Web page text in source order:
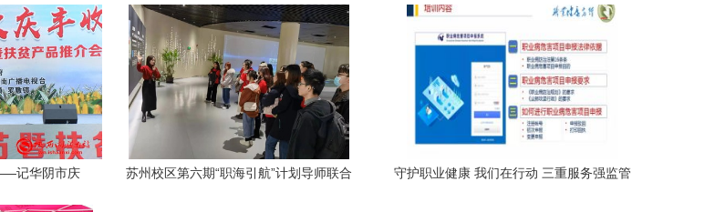
记华阴市庆
苏州校区第六期“职海引航”计划导师联合
守护职业健康 我们在行动 三重服务强监管